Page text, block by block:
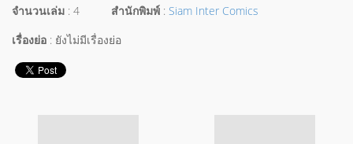
จำนวนเล่ม : 4 สำนักพิมพ์ : Siam Inter Comics
เรื่องย่อ : ยังไม่มีเรื่องย่อ